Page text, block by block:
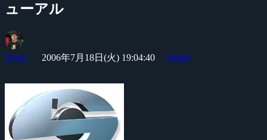
ューアル
Yossy 2006年7月18日(火) 19:04:40 Steam